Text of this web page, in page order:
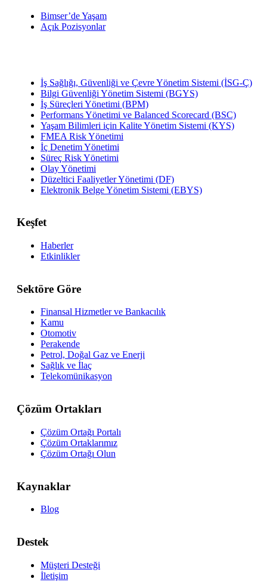
Bimser’de Yaşam
Açık Pozisyonlar
İş Sağlığı, Güvenliği ve Çevre Yönetim Sistemi (İSG-Ç)
Bilgi Güvenliği Yönetim Sistemi (BGYS)
İş Süreçleri Yönetimi (BPM)
Performans Yönetimi ve Balanced Scorecard (BSC)
Yaşam Bilimleri için Kalite Yönetim Sistemi (KYS)
FMEA Risk Yönetimi
İç Denetim Yönetimi
Süreç Risk Yönetimi
Olay Yönetimi
Düzeltici Faaliyetler Yönetimi (DF)
Elektronik Belge Yönetim Sistemi (EBYS)
Keşfet
Haberler
Etkinlikler
Sektöre Göre
Finansal Hizmetler ve Bankacılık
Kamu
Otomotiv
Perakende
Petrol, Doğal Gaz ve Enerji
Sağlık ve İlaç
Telekomünikasyon
Çözüm Ortakları
Çözüm Ortağı Portalı
Çözüm Ortaklarımız
Çözüm Ortağı Olun
Kaynaklar
Blog
Destek
Müşteri Desteği
İletişim